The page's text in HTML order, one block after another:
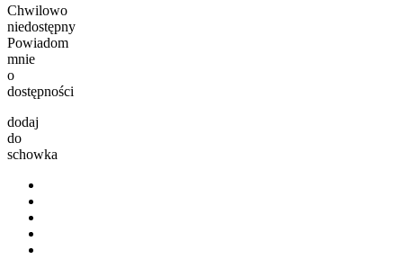
Chwilowo
niedostępny
Powiadom
mnie
o
dostępności
dodaj
do
schowka